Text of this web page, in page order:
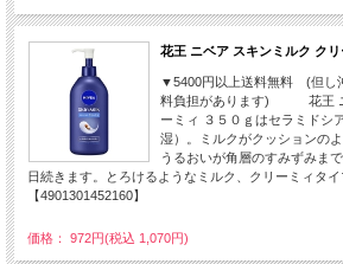
花王 ニベア スキンミルク ク
▼5400円以上送料無料 (但し
料負担があります) 花王 ニ
ーミィ ３５０ｇはセラミドシ
湿）。ミルクがクッションの
うるおいが角層のすみずみま
日続きます。とろけるようなミルク、クリーミィ
【4901301452160】
価格： 972円(税込 1,070円)